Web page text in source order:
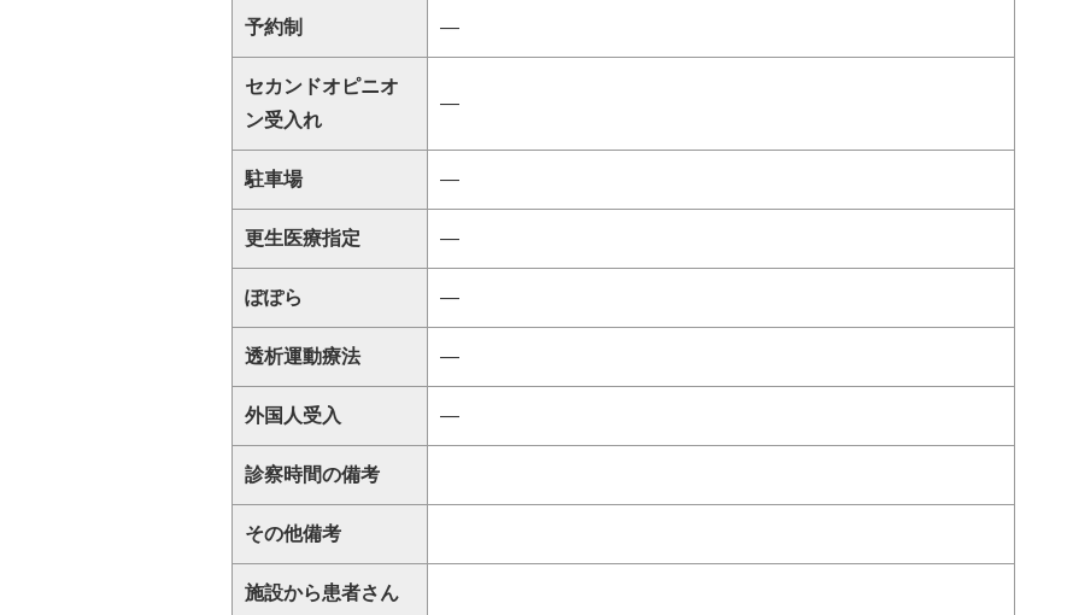
予約制 ―
セカンドオピニオ
ン受入れ
―
駐車場 ―
更生医療指定 ―
ぽぽら ―
透析運動療法 ―
外国人受入 ―
診察時間の備考
その他備考
施設から患者さん